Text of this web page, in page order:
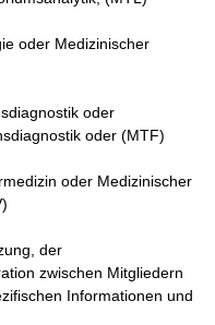
oder Medizinischer
oder
oder (MTF)
oder Medizinischer
der
zwischen Mitgliedern
Informationen und